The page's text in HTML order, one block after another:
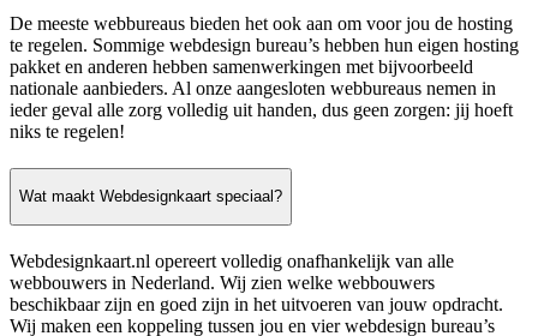
De meeste webbureaus bieden het ook aan om voor jou de hosting
te regelen. Sommige webdesign bureau’s hebben hun eigen hosting
pakket en anderen hebben samenwerkingen met bijvoorbeeld
nationale aanbieders. Al onze aangesloten webbureaus nemen in
ieder geval alle zorg volledig uit handen, dus geen zorgen: jij hoeft
niks te regelen!
Wat maakt Webdesignkaart speciaal?
Webdesignkaart.nl opereert volledig onafhankelijk van alle
webbouwers in Nederland. Wij zien welke webbouwers
beschikbaar zijn en goed zijn in het uitvoeren van jouw opdracht.
Wij maken een koppeling tussen jou en vier webdesign bureau’s